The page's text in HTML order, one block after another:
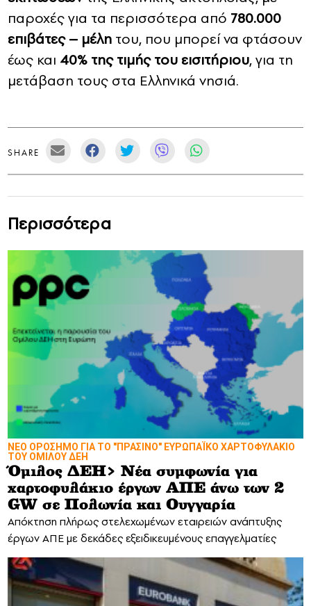
παροχές για τα περισσότερα από 780.000
επιβάτες – μέλη του, που μπορεί να φτάσουν
έως και 40% της τιμής του εισιτήριου, για τη
μετάβαση τους στα Ελληνικά νησιά.
SHARE
Περισσότερα
ΝΕΟ ΟΡΟΣΗΜΟ ΓΙΑ ΤΟ "ΠΡΑΣΙΝΟ" ΕΥΡΩΠΑΪΚΟ ΧΑΡΤΟΦΥΛΑΚΙΟ
ΤΟΥ ΟΜΙΛΟΥ ΔΕΗ
Όμιλος ΔΕΗ> Νέα συμφωνία για
χαρτοφυλάκιο έργων ΑΠΕ άνω των 2
GW σε Πολωνία και Ουγγαρία
Απόκτηση πλήρως στελεχωμένων εταιρειών ανάπτυξης
έργων ΑΠΕ με δεκάδες εξειδικευμένους επαγγελματίες